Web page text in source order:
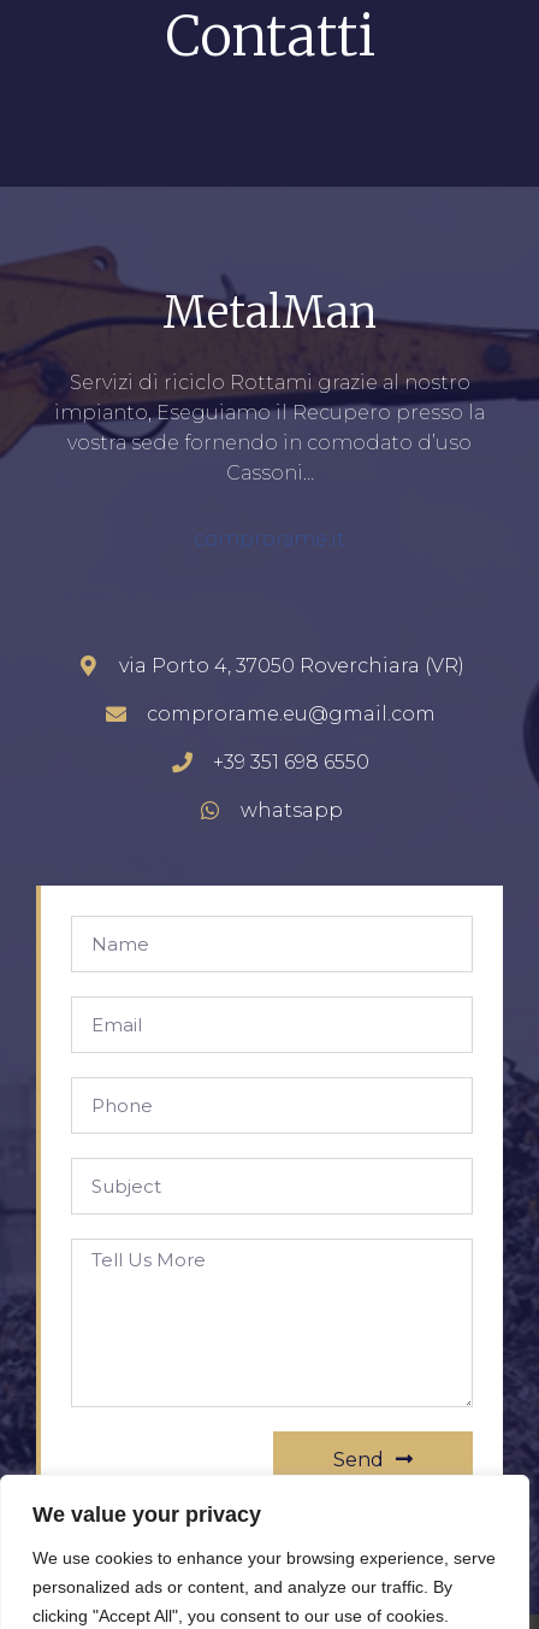
We value your privacy
We use cookies to enhance your browsing experience, serve
personalized ads or content, and analyze our traffic. By
clicking "Accept All", you consent to our use of cookies.
Contatti
MetalMan
Servizi di riciclo Rottami grazie al nostro
impianto, Eseguiamo il Recupero presso la
vostra sede fornendo in comodato d’uso
Cassoni…
comprorame.it
via Porto 4, 37050 Roverchiara (VR)
comprorame.eu@gmail.com
+39 351 698 6550
whatsapp
Send